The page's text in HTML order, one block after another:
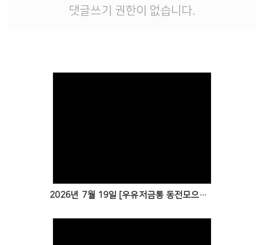
댓글쓰기 권한이 없습니다.
2026년 7월 19일 [우유저금통 동전모으기 글로벌비전 전달식]